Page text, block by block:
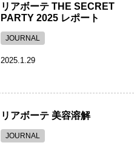
リアボーテ THE SECRET
PARTY 2025 レポート
JOURNAL
2025.1.29
リアボーテ 美容溶解
JOURNAL